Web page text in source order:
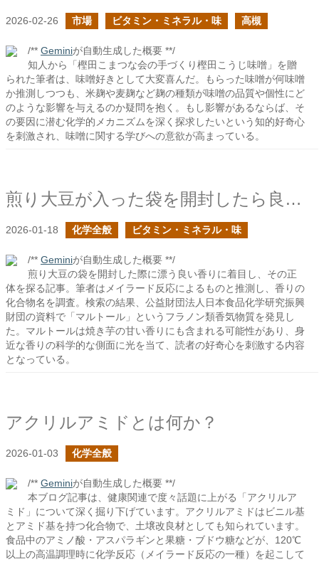
2026-02-26 市場 ビタミン・ミネラル・味 高槻
/** Geminiが自動生成した概要 **/
知人から「樫田こまつな会の手づくり樫田こうじ味噌」を贈
られた筆者は、味噌好きとして大変喜んだ。もらった味噌が何味噌
か推測しつつも、米麹や麦麹など麹の種類が味噌の品質や個性にど
のような影響を与えるのか疑問を抱く。もし影響があるならば、そ
の要因に潜む化学的メカニズムを深く探求したいという知的好奇心
を刺激され、味噌に関する学びへの意欲が高まっている。
煎り大豆が入った袋を開封したら良い香りがした
2026-01-18 化学全般 ビタミン・ミネラル・味
/** Geminiが自動生成した概要 **/
煎り大豆の袋を開封した際に漂う良い香りに着目し、その正
体を探る記事。筆者はメイラード反応によるものと推測し、香りの
化合物名を調査。検索の結果、公益財団法人日本食品化学研究振興
財団の資料で「マルトール」というフラノン類香気物質を発見し
た。マルトールは焼き芋の甘い香りにも含まれる可能性があり、身
近な香りの科学的な側面に光を当て、読者の好奇心を刺激する内容
となっている。
アクリルアミドとは何か？
2026-01-03 化学全般
/** Geminiが自動生成した概要 **/
本ブログ記事は、健康関連で度々話題に上がる「アクリルア
ミド」について深く掘り下げています。アクリルアミドはビニル基
とアミド基を持つ化合物で、土壌改良材としても知られています。
食品中のアミノ酸・アスパラギンと果糖・ブドウ糖などが、120℃
以上の高温調理時に化学反応（メイラード反応の一種）を起こして